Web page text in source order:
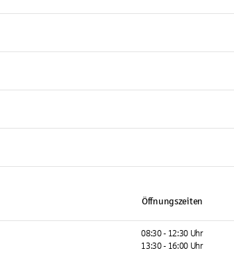
Öffnungszeiten
08:30 - 12:30 Uhr
13:30 - 16:00 Uhr